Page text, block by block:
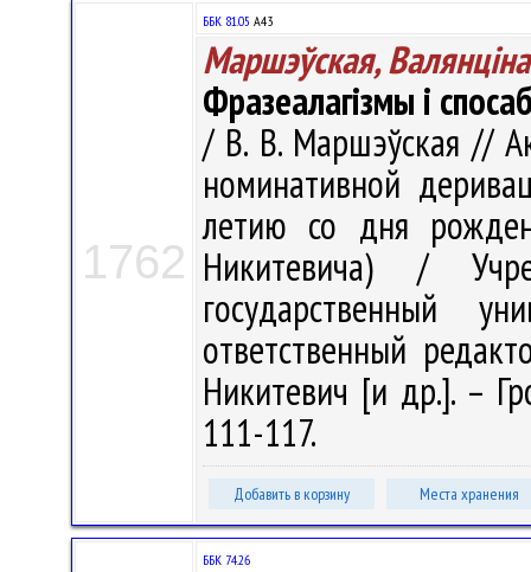
1762
ББК 81.05 А43
Маршэўская,
Фразеалагізмы і
/ В. В. Маршэўская //
номинативной
летию со дня
Никитевича) /
государственный
ответственный
Никитевич [и др.]. –
111-117.
Добавить в корзину Места хранения
ББК 74.26